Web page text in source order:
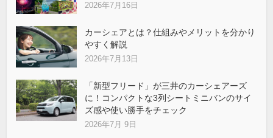
2026年7月16日
カーシェアとは？仕組みやメリットを分かり
やすく解説
2026年7月13日
「新型フリード」が三井のカーシェアーズ
に！コンパクトな3列シートミニバンのサイ
ズ感や使い勝手をチェック
2026年7月 9日